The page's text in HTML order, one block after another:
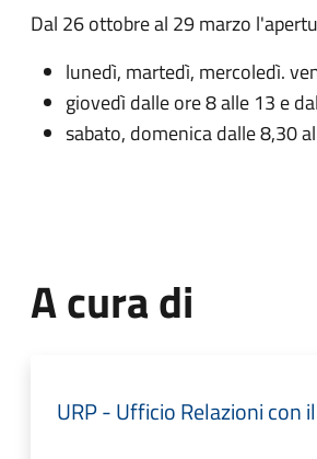
Dal 26 ottobre al 29 marzo
lunedì, martedì, mercoledì.
giovedì dalle ore 8 alle 13 e
sabato, domenica dalle 8,30
A cura di
URP - Ufficio Relazioni con